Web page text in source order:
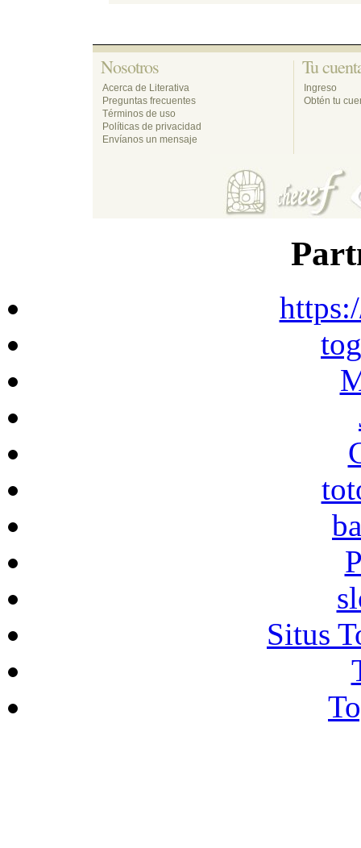
Nosotros
Acerca de Literativa
Preguntas frecuentes
Términos de uso
Políticas de privacidad
Envíanos un mensaje
Tu
Ingreso
Obtén tu
Situs